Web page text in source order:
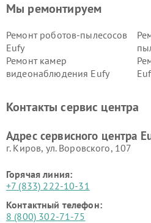
Мы ремонтируем
Ремонт роботов-пылесосов
Eufy
Ремонт камер
видеонаблюдения Eufy
Контакты сервис центра
Адрес сервисного центра
г. Киров, ул. Воровского, 107
Горячая линия:
+7 (833) 222-10-31
Контактный телефон:
8 (800) 302-71-75